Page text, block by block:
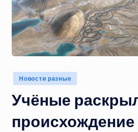
Опубликовано
в
Новости разные
Учёные